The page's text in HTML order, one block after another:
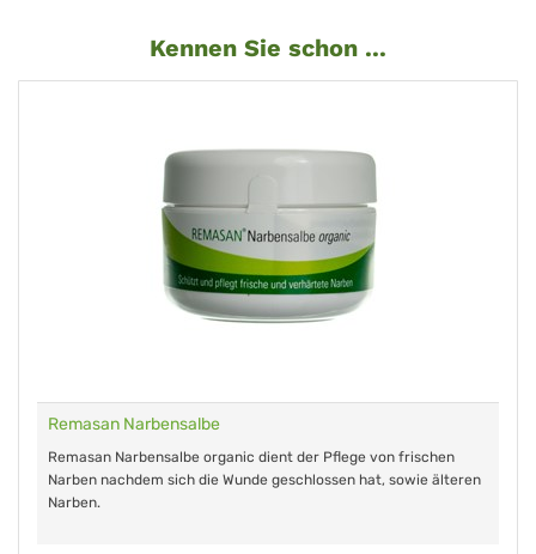
Kennen Sie schon ...
Remasan Narbensalbe
Remasan Narbensalbe organic dient der Pflege von frischen
Narben nachdem sich die Wunde geschlossen hat, sowie älteren
Narben.